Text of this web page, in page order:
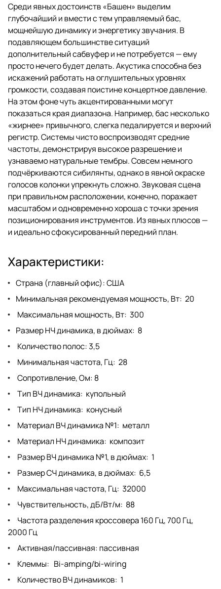
Среди явных достоинств «Башен» выделим
глубочайший и вмести с тем управляемый бас,
мощнейшую динамику и энергетику звучания. В
подавляющем большинстве ситуаций
дополнительный сабвуфер и не потребуется — ему
просто нечего будет делать. Акустика способна без
искажений работать на оглушительных уровнях
громкости, создавая поистине концертное давление.
На этом фоне чуть акцентированными могут
показаться края диапазона. Например, бас несколько
«жирнее» привычного, слегка педалируется и верхний
регистр. Системы чисто воспроизводят средние
частоты, демонстрируя высокое разрешение и
узнаваемо натуральные тембры. Совсем немного
подчёркиваются сибилянты, однако в явной окраске
голосов колонки упрекнуть сложно. Звуковая сцена
при правильном расположении, конечно, поражает
масштабом и одновременно хороша с точки зрения
позиционирования инструментов. Из явных плюсов —
и идеально сфокусированный передний план.
Характеристики:
Страна (главный офис): США
Минимальная рекомендуемая мощность, Вт: 20
Максимальная мощность, Вт: 300
Размер НЧ динамика, в дюймах: 8
Количество полос: 3,5
Минимальная частота, Гц: 28
Сопротивление, Ом: 8
Тип ВЧ динамика: купольный
Тип НЧ динамика: конусный
Материал ВЧ динамика №1: металл
Материал НЧ динамика: композит
Размер ВЧ динамика №1, в дюймах: 1
Размер СЧ динамика, в дюймах: 6,5
Максимальная частота, Гц: 32000
Чувствительность, дБ/Вт/м: 88
Частота разделения кроссовера 160 Гц, 700 Гц,
2000 Гц
Активная/пассивная: пассивная
Клеммы: Bi-amping/bi-wiring
Количество ВЧ динамиков: 1